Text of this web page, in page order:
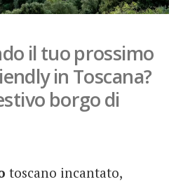
il tuo prossimo
in Toscana?
borgo di
toscano incantato,